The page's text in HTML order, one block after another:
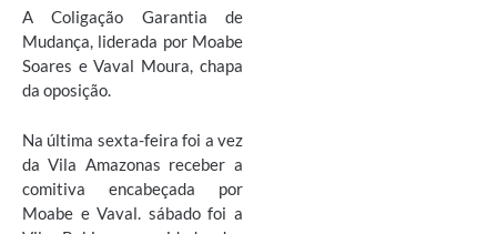
A Coligação Garantia de
Mudança, liderada por Moabe
Soares e Vaval Moura, chapa
da oposição.
Na última sexta-feira foi a vez
da Vila Amazonas receber a
comitiva encabeçada por
Moabe e Vaval. sábado foi a